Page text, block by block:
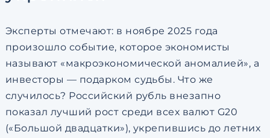
Эксперты отмечают: в ноябре 2025 года
произошло событие, которое экономисты
называют «макроэкономической аномалией», а
инвесторы — подарком судьбы. Что же
случилось? Российский рубль внезапно
показал лучший рост среди всех валют G20
(«Большой двадцатки»), укрепившись до летних